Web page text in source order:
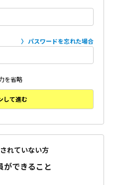
パスワードを忘れた場合
を省略
して進む
れていない方
ができること